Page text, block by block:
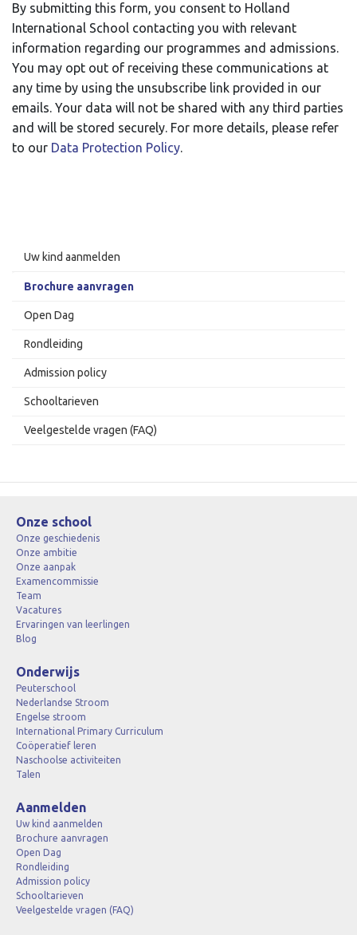
By submitting this form, you consent to Holland
International School contacting you with relevant
information regarding our programmes and admissions.
You may opt out of receiving these communications at
any time by using the unsubscribe link provided in our
emails. Your data will not be shared with any third parties
and will be stored securely. For more details, please refer
to our Data Protection Policy.
Uw kind aanmelden
Brochure aanvragen
Open Dag
Rondleiding
Admission policy
Schooltarieven
Veelgestelde vragen (FAQ)
Onze school
Onze geschiedenis
Onze ambitie
Onze aanpak
Examencommissie
Team
Vacatures
Ervaringen van leerlingen
Blog
Onderwijs
Peuterschool
Nederlandse Stroom
Engelse stroom
International Primary Curriculum
Coöperatief leren
Naschoolse activiteiten
Talen
Aanmelden
Uw kind aanmelden
Brochure aanvragen
Open Dag
Rondleiding
Admission policy
Schooltarieven
Veelgestelde vragen (FAQ)